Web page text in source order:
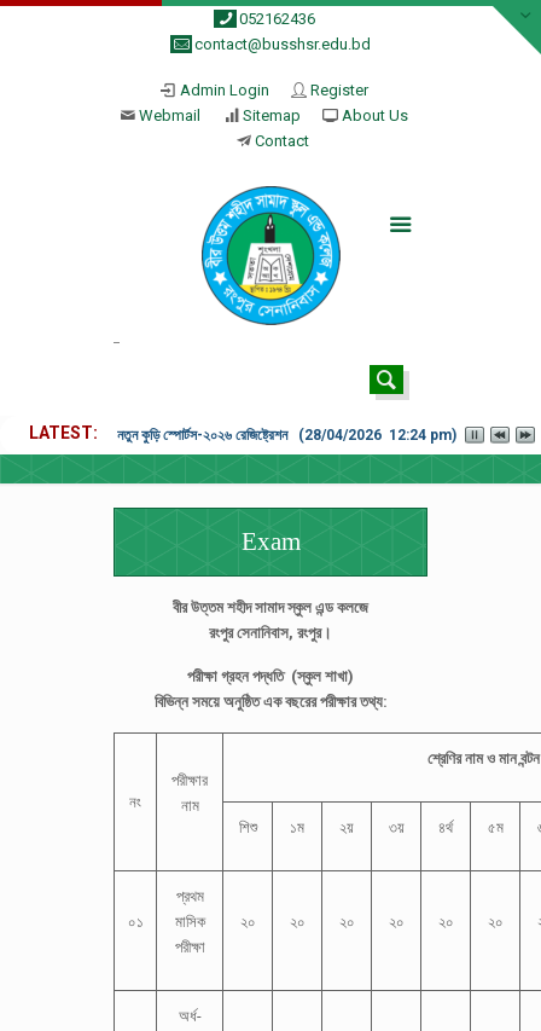
052162436
contact@busshsr.edu.bd
Admin Login
Register
Webmail
Sitemap
About Us
Contact
LATEST নতুন কুড়ি স্পোর্টস-২০২৬ রেজিষ্ট্রেশন (28/04/2026 12:24 pm)
Exam
বীর উত্তম শহীদ সামাদ স্কুল এন্ড কলজে
রংপুর সেনানিবাস, রংপুর।
পরীক্ষা গ্রহন পদ্ধতি (স্কুল শাখা)
বিভিন্ন সময়ে অনুষ্ঠিত এক বছরের পরীক্ষার তথ্য:
নং
পরীক্ষার
নাম
শ্রেণির নাম ও মান বন্টন
শিশু ১ম ২য় ৩য় ৪র্থ ৫ম
০১
প্রথম
মাসিক
পরীক্ষা
২০ ২০ ২০ ২০ ২০ ২০
অর্ধ-